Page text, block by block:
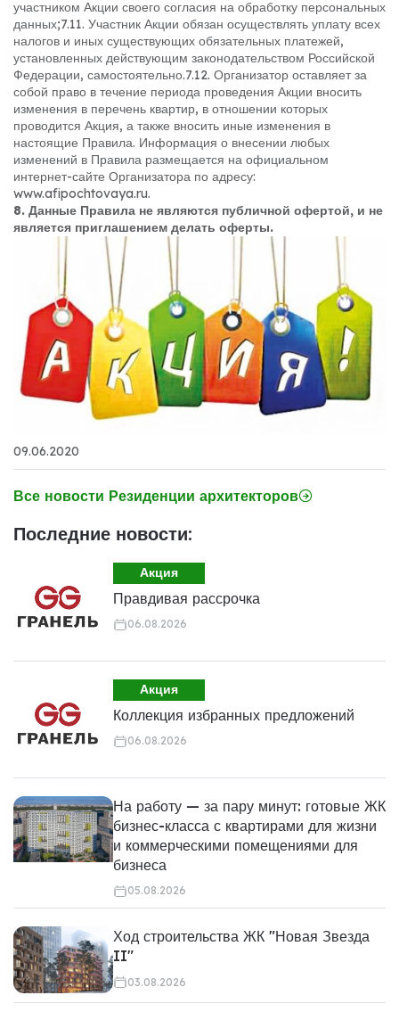
участником Акции своего согласия на обработку персональных
данных;7.11. Участник Акции обязан осуществлять уплату всех
налогов и иных существующих обязательных платежей,
установленных действующим законодательством Российской
Федерации, самостоятельно.7.12. Организатор оставляет за
собой право в течение периода проведения Акции вносить
изменения в перечень квартир, в отношении которых
проводится Акция, а также вносить иные изменения в
настоящие Правила. Информация о внесении любых
изменений в Правила размещается на официальном
интернет-сайте Организатора по адресу:
www.afipochtovaya.ru.
8. Данные Правила не являются публичной офертой, и не
является приглашением делать оферты.
09.06.2020
Все новости Резиденции архитекторов
Последние новости:
Акция
Правдивая рассрочка
06.08.2026
Акция
Коллекция избранных предложений
06.08.2026
На работу — за пару минут: готовые ЖК
бизнес-класса с квартирами для жизни
и коммерческими помещениями для
бизнеса
05.08.2026
Ход строительства ЖК "Новая Звезда
II"
03.08.2026